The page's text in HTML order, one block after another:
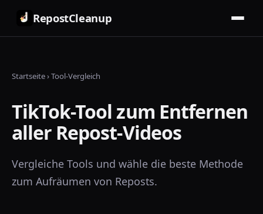
RepostCleanup
Startseite›Tool-Vergleich
TikTok-Tool zum Entfernen
aller Repost-Videos
Vergleiche Tools und wähle die beste Methode
zum Aufräumen von Reposts.